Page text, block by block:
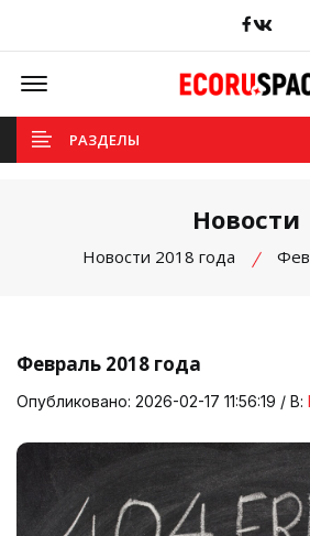
Facebook
Offcanvas Menu Open
РАЗДЕЛЫ
Новости
Новости 2018 года
Февраль 2018 года
Опубликовано: 2026-02-17 11:56:19 / В: